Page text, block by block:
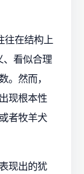
往在结构上
看似合理
。然而，
现根本性
者牧羊犬
现出的犹